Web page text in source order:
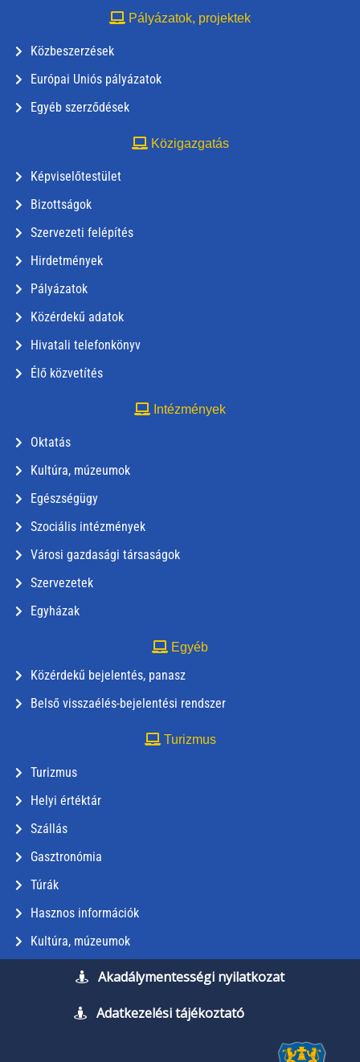
Pályázatok, projektek
Közbeszerzések
Európai Uniós pályázatok
Egyéb szerződések
Közigazgatás
Képviselőtestület
Bizottságok
Szervezeti felépítés
Hirdetmények
Pályázatok
Közérdekű adatok
Hivatali telefonkönyv
Élő közvetítés
Intézmények
Oktatás
Kultúra, múzeumok
Egészségügy
Szociális intézmények
Városi gazdasági társaságok
Szervezetek
Egyházak
Egyéb
Közérdekű bejelentés, panasz
Belső visszaélés-bejelentési rendszer
Turizmus
Turizmus
Helyi értéktár
Szállás
Gasztronómia
Túrák
Hasznos információk
Kultúra, múzeumok
Akadálymentességi nyilatkozat
Adatkezelési tájékoztató